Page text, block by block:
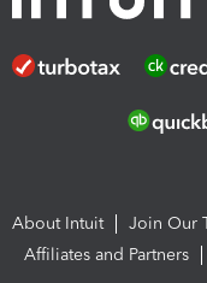
About Intuit Join Our
Affiliates and Partners